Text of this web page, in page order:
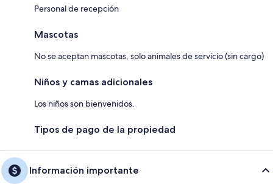
Personal de recepción
Mascotas
No se aceptan mascotas, solo animales de servicio (sin cargo)
Niños y camas adicionales
Los niños son bienvenidos.
Tipos de pago de la propiedad
Información importante